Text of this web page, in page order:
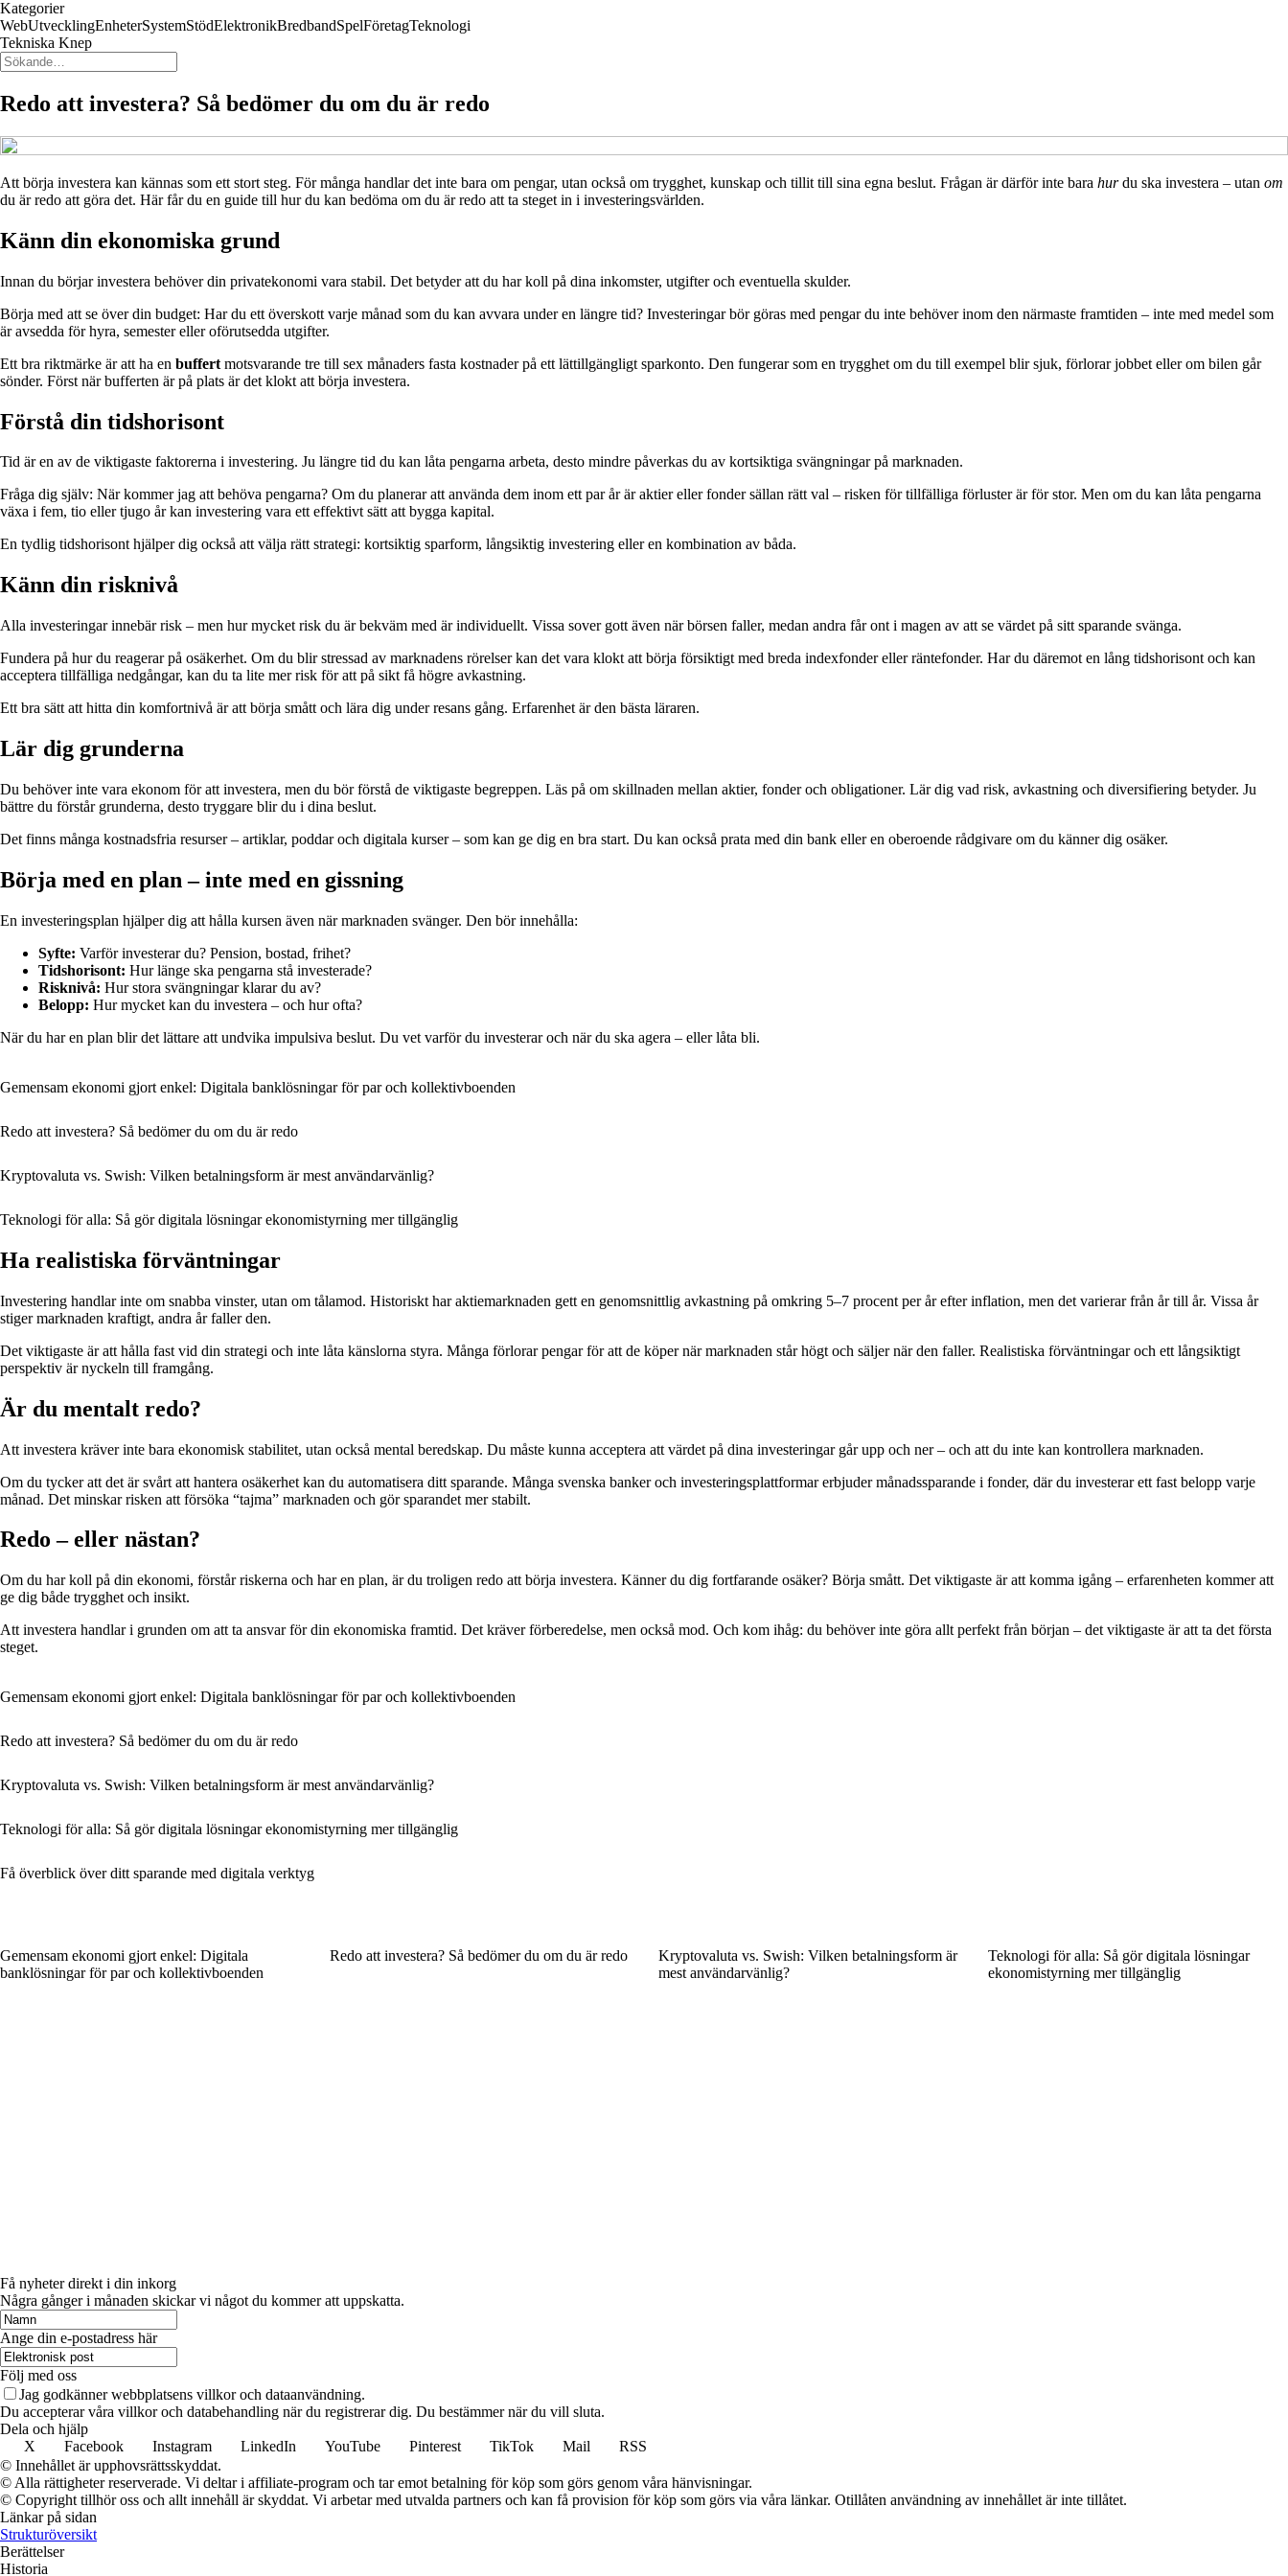
Kategorier
WebUtvecklingEnheterSystemStödElektronikBredbandSpelFöretagTeknologi
Tekniska Knep
Redo att investera? Så bedömer du om du är redo
Att börja investera kan kännas som ett stort steg. För många handlar det inte bara om pengar, utan också om trygghet, kunskap och tillit till sina egna beslut. Frågan är därför inte bara hurdu ska investera – utan om
du är redo att göra det. Här får du en guide till hur du kan bedöma om du är redo att ta steget in i investeringsvärlden.
Känn din ekonomiska grund
Innan du börjar investera behöver din privatekonomi vara stabil. Det betyder att du har koll på dina inkomster, utgifter och eventuella skulder.
Börja med att se över din budget: Har du ett överskott varje månad som du kan avvara under en längre tid? Investeringar bör göras med pengar du inte behöver inom den närmaste framtiden – inte med medel som
är avsedda för hyra, semester eller oförutsedda utgifter.
Ett bra riktmärke är att ha en buffert motsvarande tre till sex månaders fasta kostnader på ett lättillgängligt sparkonto. Den fungerar som en trygghet om du till exempel blir sjuk, förlorar jobbet eller om bilen går
sönder. Först när bufferten är på plats är det klokt att börja investera.
Förstå din tidshorisont
Tid är en av de viktigaste faktorerna i investering. Ju längre tid du kan låta pengarna arbeta, desto mindre påverkas du av kortsiktiga svängningar på marknaden.
Fråga dig själv: När kommer jag att behöva pengarna? Om du planerar att använda dem inom ett par år är aktier eller fonder sällan rätt val – risken för tillfälliga förluster är för stor. Men om du kan låta pengarna
växa i fem, tio eller tjugo år kan investering vara ett effektivt sätt att bygga kapital.
En tydlig tidshorisont hjälper dig också att välja rätt strategi: kortsiktig sparform, långsiktig investering eller en kombination av båda.
Känn din risknivå
Alla investeringar innebär risk – men hur mycket risk du är bekväm med är individuellt. Vissa sover gott även när börsen faller, medan andra får ont i magen av att se värdet på sitt sparande svänga.
Fundera på hur du reagerar på osäkerhet. Om du blir stressad av marknadens rörelser kan det vara klokt att börja försiktigt med breda indexfonder eller räntefonder. Har du däremot en lång tidshorisont och kan
acceptera tillfälliga nedgångar, kan du ta lite mer risk för att på sikt få högre avkastning.
Ett bra sätt att hitta din komfortnivå är att börja smått och lära dig under resans gång. Erfarenhet är den bästa läraren.
Lär dig grunderna
Du behöver inte vara ekonom för att investera, men du bör förstå de viktigaste begreppen. Läs på om skillnaden mellan aktier, fonder och obligationer. Lär dig vad risk, avkastning och diversifiering betyder. Ju
bättre du förstår grunderna, desto tryggare blir du i dina beslut.
Det finns många kostnadsfria resurser – artiklar, poddar och digitala kurser – som kan ge dig en bra start. Du kan också prata med din bank eller en oberoende rådgivare om du känner dig osäker.
Börja med en plan – inte med en gissning
En investeringsplan hjälper dig att hålla kursen även när marknaden svänger. Den bör innehålla:
Syfte: Varför investerar du? Pension, bostad, frihet?
Tidshorisont: Hur länge ska pengarna stå investerade?
Risknivå: Hur stora svängningar klarar du av?
Belopp: Hur mycket kan du investera – och hur ofta?
När du har en plan blir det lättare att undvika impulsiva beslut. Du vet varför du investerar och när du ska agera – eller låta bli.
Gemensam ekonomi gjort enkel: Digitala banklösningar för par och kollektivboenden
Redo att investera? Så bedömer du om du är redo
Kryptovaluta vs. Swish: Vilken betalningsform är mest användarvänlig?
Teknologi för alla: Så gör digitala lösningar ekonomistyrning mer tillgänglig
Ha realistiska förväntningar
Investering handlar inte om snabba vinster, utan om tålamod. Historiskt har aktiemarknaden gett en genomsnittlig avkastning på omkring 5–7 procent per år efter inflation, men det varierar från år till år. Vissa år
stiger marknaden kraftigt, andra år faller den.
Det viktigaste är att hålla fast vid din strategi och inte låta känslorna styra. Många förlorar pengar för att de köper när marknaden står högt och säljer när den faller. Realistiska förväntningar och ett långsiktigt
perspektiv är nyckeln till framgång.
Är du mentalt redo?
Att investera kräver inte bara ekonomisk stabilitet, utan också mental beredskap. Du måste kunna acceptera att värdet på dina investeringar går upp och ner – och att du inte kan kontrollera marknaden.
Om du tycker att det är svårt att hantera osäkerhet kan du automatisera ditt sparande. Många svenska banker och investeringsplattformar erbjuder månadssparande i fonder, där du investerar ett fast belopp varje
månad. Det minskar risken att försöka “tajma” marknaden och gör sparandet mer stabilt.
Redo – eller nästan?
Om du har koll på din ekonomi, förstår riskerna och har en plan, är du troligen redo att börja investera. Känner du dig fortfarande osäker? Börja smått. Det viktigaste är att komma igång – erfarenheten kommer att
ge dig både trygghet och insikt.
Att investera handlar i grunden om att ta ansvar för din ekonomiska framtid. Det kräver förberedelse, men också mod. Och kom ihåg: du behöver inte göra allt perfekt från början – det viktigaste är att ta det första
steget.
Gemensam ekonomi gjort enkel: Digitala banklösningar för par och kollektivboenden
Redo att investera? Så bedömer du om du är redo
Kryptovaluta vs. Swish: Vilken betalningsform är mest användarvänlig?
Teknologi för alla: Så gör digitala lösningar ekonomistyrning mer tillgänglig
Få överblick över ditt sparande med digitala verktyg
Gemensam ekonomi gjort enkel: Digitala
banklösningar för par och kollektivboenden
Redo att investera? Så bedömer du om du är redo
Kryptovaluta vs. Swish: Vilken betalningsform är
mest användarvänlig?
Teknologi för alla: Så gör digitala lösningar
ekonomistyrning mer tillgänglig
Få nyheter direkt i din inkorg
Några gånger i månaden skickar vi något du kommer att uppskatta.
Ange din e-postadress här
Följ med oss
Jag godkänner webbplatsens villkor och dataanvändning.
Du accepterar våra villkor och databehandling när du registrerar dig. Du bestämmer när du vill sluta.
Dela och hjälp
X
Facebook Instagram LinkedIn YouTube Pinterest TikTok Mail
RSS
© Innehållet är upphovsrättsskyddat.
© Alla rättigheter reserverade. Vi deltar i affiliate-program och tar emot betalning för köp som görs genom våra hänvisningar.
© Copyright tillhör oss och allt innehåll är skyddat. Vi arbetar med utvalda partners och kan få provision för köp som görs via våra länkar. Otillåten användning av innehållet är inte tillåtet.
Länkar på sidan
Strukturöversikt
Berättelser
Historia